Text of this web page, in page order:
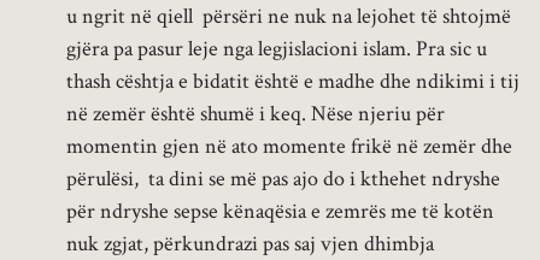
u ngrit në qiell përsëri ne nuk na lejohet të shtojmë
gjëra pa pasur leje nga legjislacioni islam. Pra sic u
thash cështja e bidatit është e madhe dhe ndikimi i tij
në zemër është shumë i keq. Nëse njeriu për
momentin gjen në ato momente frikë në zemër dhe
përulësi, ta dini se më pas ajo do i kthehet ndryshe
për ndryshe sepse kënaqësia e zemrës me të kotën
nuk zgjat, përkundrazi pas saj vjen dhimbja